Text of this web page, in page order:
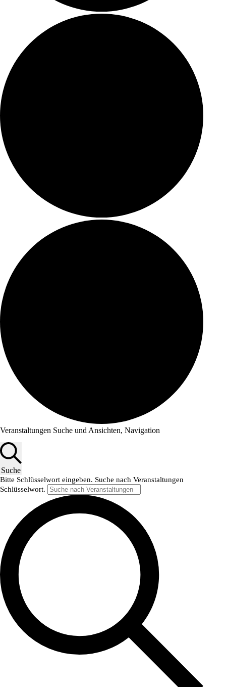
Veranstaltungen
Veranstaltungen Suche und Ansichten, Navigation
Suche
Bitte Schlüsselwort eingeben. Suche nach Veranstaltungen
Schlüsselwort.